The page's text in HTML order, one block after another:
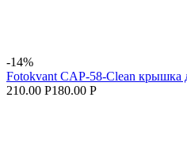
-14%
Fotokvant CAP-58-Clean крышка
210.00 Р180.00 Р